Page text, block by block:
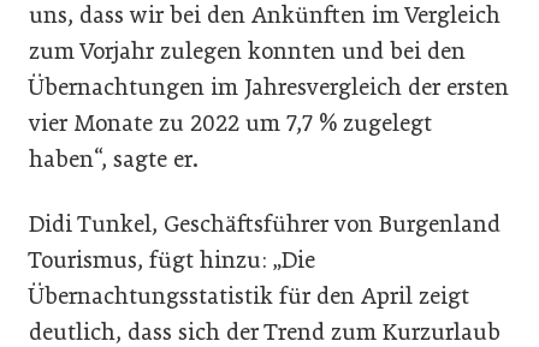
uns, dass wir bei den Ankünften im Vergleich
zum Vorjahr zulegen konnten und bei den
Übernachtungen im Jahresvergleich der ersten
vier Monate zu 2022 um 7,7 % zugelegt
haben“, sagte er.
Didi Tunkel, Geschäftsführer von Burgenland
Tourismus, fügt hinzu: „Die
Übernachtungsstatistik für den April zeigt
deutlich, dass sich der Trend zum Kurzurlaub